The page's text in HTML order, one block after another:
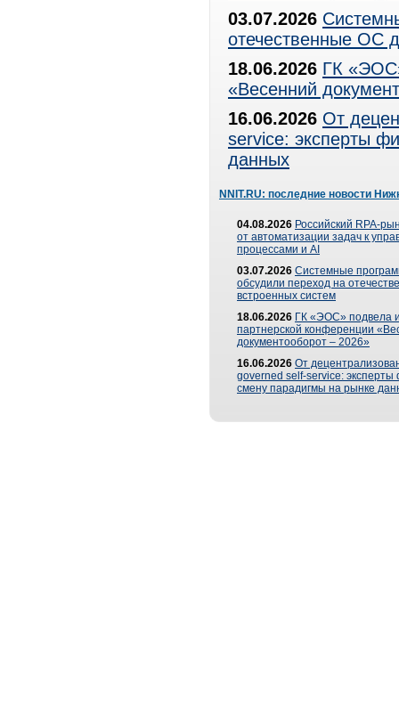
03.07.2026
отечественные ОС
18.06.2026 ГК
«Весенний
16.06.2026 От
service: эксперты
данных
NNIT.RU: последние новости
04.08.2026 Российский RPA-
от автоматизации задач к
процессами и AI
03.07.2026 Системные
обсудили переход на
встроенных систем
18.06.2026 ГК «ЭОС» подвела
партнерской конференции
документооборот – 2026»
16.06.2026 От
governed self-service: эксперты
смену парадигмы на рынке